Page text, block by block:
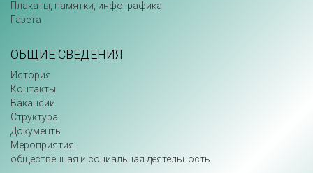
Плакаты, памятки, инфографика
Газета
ОБЩИЕ СВЕДЕНИЯ
История
Контакты
Вакансии
Структура
Документы
Мероприятия
общественная и социальная деятельность